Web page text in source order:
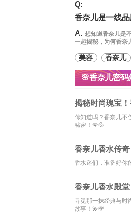
Q:
香奈儿是一线
A: 想知道香奈儿是
一起揭秘，为何香奈
美容 香奈儿
🌸香奈儿密
揭秘时尚瑰宝
你知道吗？香奈儿不
秘密！🌹💦
香奈儿香水传
香水迷们，准备好你
香奈儿香水殿
寻觅那一抹经典与时
故事！💫💸